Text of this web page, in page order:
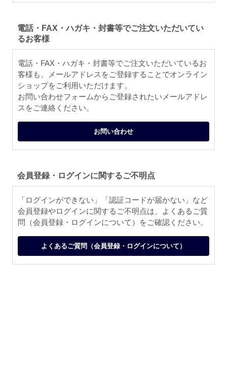
電話・FAX・ハガキ・封書等でご注文いただいてい
るお客様
電話・FAX・ハガキ・封書等でご注文いただいているお
客様も、メールアドレスをご登録することでオンライン
ショップをご利用いただけます。
お問い合わせフォームからご登録されたいメールアドレ
スをご連絡ください。
お問い合わせ
会員登録・ログインに関するご不明点
「ログインができない」「認証コードが届かない」など
会員登録やログインに関するご不明点は、よくあるご質
問（会員登録・ログインについて）をご確認ください。
よくあるご質問（会員登録・ログインについて）